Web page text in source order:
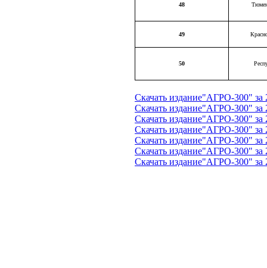
48
49
50
Скачать издание"АГРО-300" за
Скачать издание"АГРО-300" за
Скачать издание"АГРО-300" за
Скачать издание"АГРО-300" за
Скачать издание"АГРО-300" за
Скачать издание"АГРО-300" за
Скачать издание"АГРО-300" за